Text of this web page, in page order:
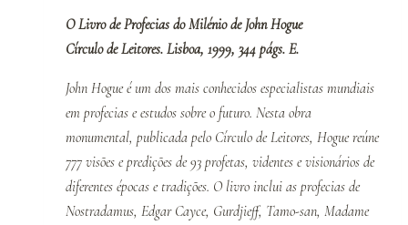
O Livro de Profecias do Milénio de John Hogue
Círculo de Leitores. Lisboa, 1999, 344 págs. E.
John Hogue é um dos mais conhecidos especialistas mundiais
em profecias e estudos sobre o futuro. Nesta obra
monumental, publicada pelo Círculo de Leitores, Hogue reúne
777 visões e predições de 93 profetas, videntes e visionários de
diferentes épocas e tradições. O livro inclui as profecias de
Nostradamus, Edgar Cayce, Gurdjieff, Tamo-san, Madame